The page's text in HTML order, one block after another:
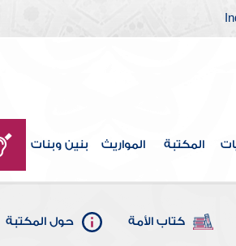
المكتبة المواريث بنين وبنات
كتاب الأمة حول المكتبة